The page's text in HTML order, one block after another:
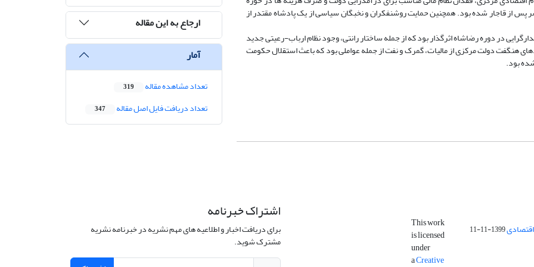
پس از قاجار شده بود. همچنین حمایت روشنفکران و نخبگان سیاسی از یک پادشاه مقتدر از
در دوره رضاشاه اثرگذار بود که از جمله ساختار رانتی، وجود نظام ارباب-رعیتی جدید
هنگفت دولت مرکزی از مالیات، گمرک و نفت از جمله عواملی بود که باعث استقلال حکومت
بود.
ارجاع به این مقاله
آمار
تعداد مشاهده مقاله 319
تعداد دریافت فایل اصل مقاله 347
1399-11-11
This work
is licensed
under
aCreative
اشتراک خبرنامه
برای دریافت اخبار و اطلاعیه های مهم نشریه در خبرنامه نشریه
مشترک شوید.